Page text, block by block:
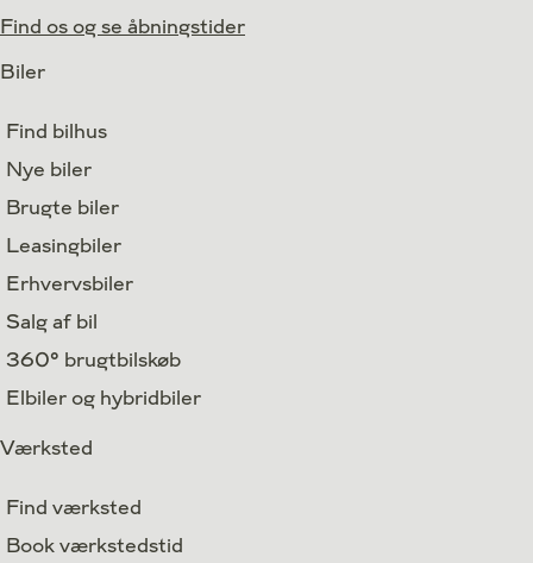
Find os og se åbningstider
Biler
Find bilhus
Nye biler
Brugte biler
Leasingbiler
Erhvervsbiler
Salg af bil
360° brugtbilskøb
Elbiler og hybridbiler
Værksted
Find værksted
Book værkstedstid